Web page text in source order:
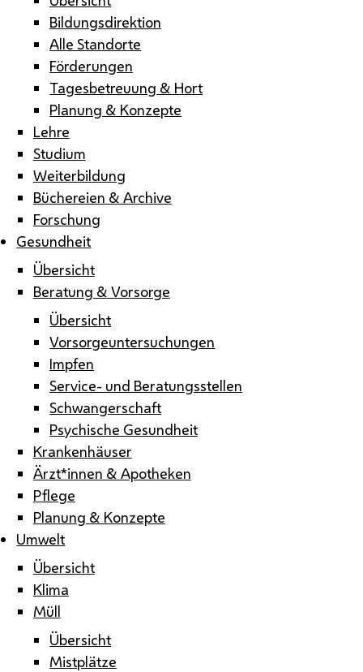
Bildungsdirektion
Alle Standorte
Förderungen
Tagesbetreuung & Hort
Planung & Konzepte
Lehre
Studium
Weiterbildung
Büchereien & Archive
Forschung
Gesundheit
Übersicht
Beratung & Vorsorge
Übersicht
Vorsorgeuntersuchungen
Impfen
Service- und Beratungsstellen
Schwangerschaft
Psychische Gesundheit
Krankenhäuser
Ärzt*innen & Apotheken
Pflege
Planung & Konzepte
Umwelt
Übersicht
Klima
Müll
Übersicht
Mistplätze